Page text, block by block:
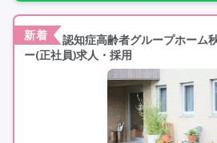
新着
認知症高齢者グループホーム
ー(正社員)求人・採用